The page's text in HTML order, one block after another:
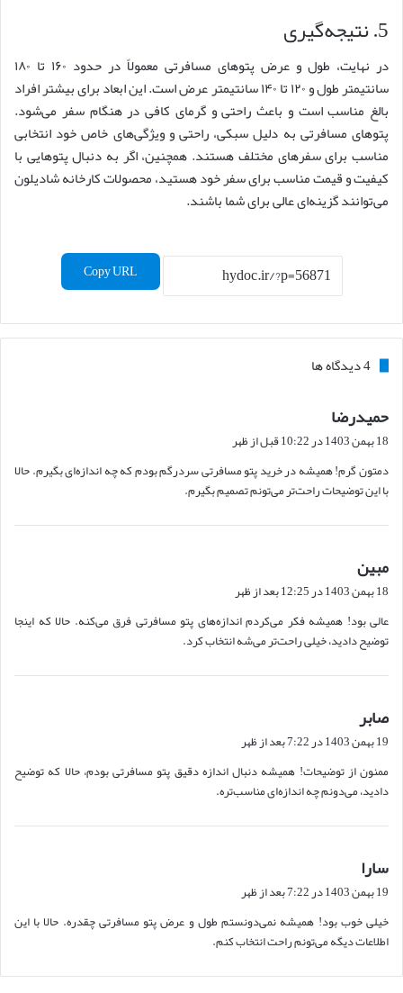
5. نتیجه‌گیری
در نهایت، طول و عرض پتوهای مسافرتی معمولاً در حدود ۱۶۰ تا ۱۸۰
سانتیمتر طول و ۱۲۰ تا ۱۴۰ سانتیمتر عرض است. این ابعاد برای بیشتر افراد
بالغ مناسب است و باعث راحتی و گرمای کافی در هنگام سفر می‌شود.
پتوهای مسافرتی به دلیل سبکی، راحتی و ویژگی‌های خاص خود انتخابی
مناسب برای سفرهای مختلف هستند. همچنین، اگر به دنبال پتوهایی با
کیفیت و قیمت مناسب برای سفر خود هستید، محصولات کارخانه شادیلون
می‌توانند گزینه‌ای عالی برای شما باشند.
Copy URL
‫4 دیدگاه ها
حمیدرضاف
:
18 بهمن 1403 در 10:22 قبل از ظهر
دمتون گرم! همیشه در خرید پتو مسافرتی سردرگم بودم که چه اندازه‌ای بگیرم. حالا
با این توضیحات راحت‌تر می‌تونم تصمیم بگیرم.
مبینف
ت
:
18 بهمن 1403 در 12:25 بعد از ظهر
عالی بود! همیشه فکر می‌کردم اندازه‌های پتو مسافرتی فرق می‌کنه. حالا که اینجا
توضیح دادید، خیلی راحت‌تر می‌شه انتخاب کرد.
صابرف
ت
:
19 بهمن 1403 در 7:22 بعد از ظهر
ممنون از توضیحات! همیشه دنبال اندازه دقیق پتو مسافرتی بودم، حالا که توضیح
دادید، می‌دونم چه اندازه‌ای مناسب‌تره.
سارا ف
ت
:
19 بهمن 1403 در 7:22 بعد از ظهر
خیلی خوب بود! همیشه نمی‌دونستم طول و عرض پتو مسافرتی چقدره. حالا با این
اطلاعات دیگه می‌تونم راحت انتخاب کنم.